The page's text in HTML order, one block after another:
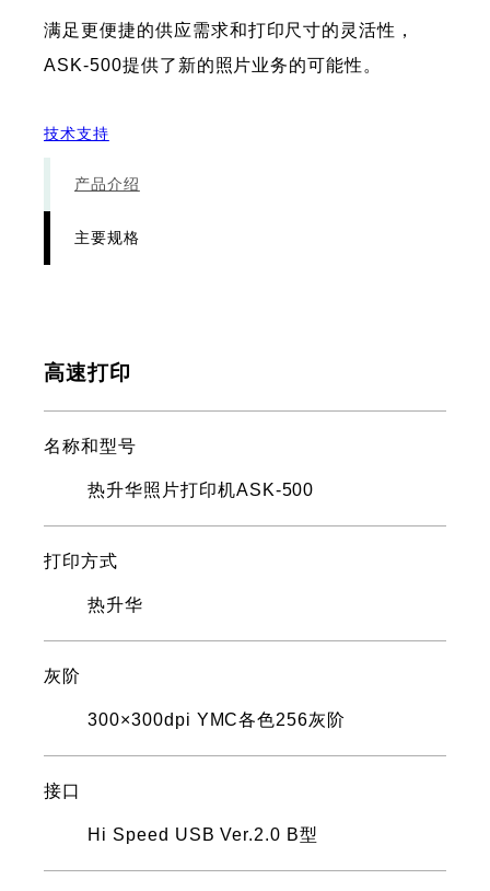
满足更便捷的供应需求和打印尺寸的灵活性，
ASK-500提供了新的照片业务的可能性。
技术支持
产品介绍
主要规格
高速打印
名称和型号
热升华照片打印机ASK-500
打印方式
热升华
灰阶
300×300dpi YMC各色256灰阶
接口
Hi Speed USB Ver.2.0 B型